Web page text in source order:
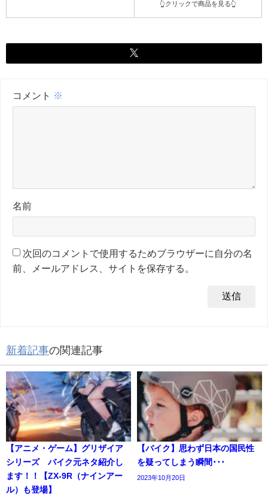
👆クリックで商品を見る👆
コメント ※
名前
次回のコメントで使用するためブラウザーに自分の名
前、メールアドレス、サイトを保存する。
新着記事の関連記事
【アニメ・ゲーム】グリザイア
シリーズ バイク元ネタ紹介し
ます！！【ZX-9R（ナインアー
ル）も登場】
【バイク】思わず日本の国民性
を疑ってしまう瞬間･･･
2023年10月20日